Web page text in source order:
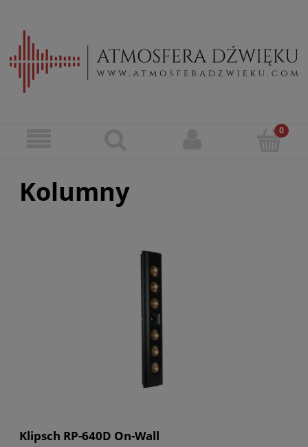
Kolumny
Klipsch RP-640D On-Wall